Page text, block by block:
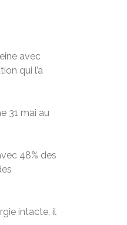
avec
qui l’a
31 mai au
48% des
intacte, il